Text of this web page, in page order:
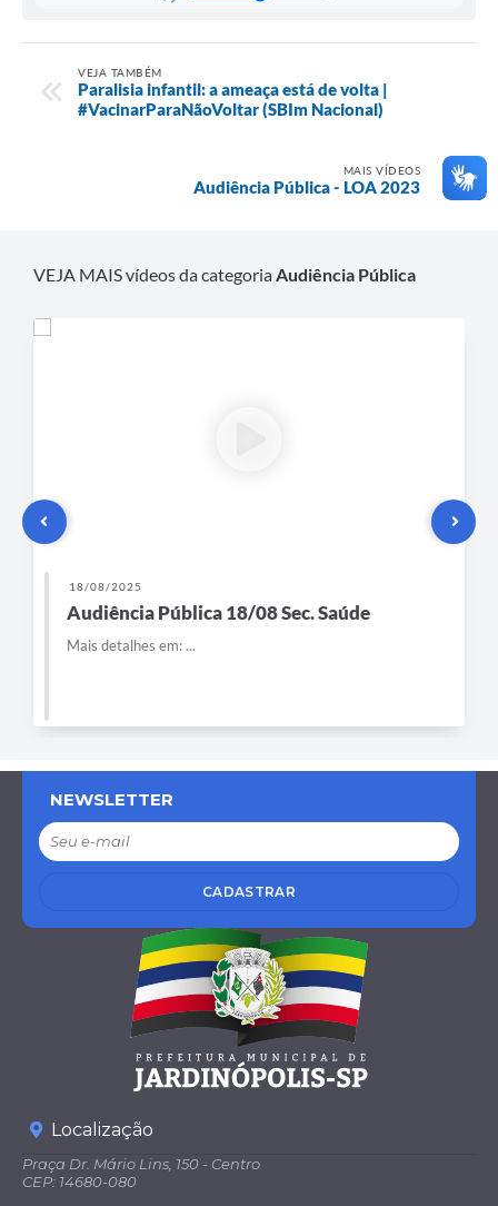
VEJA TAMBÉM
Paralisia infantil: a ameaça está de volta |
#VacinarParaNãoVoltar (SBIm Nacional)
MAIS VÍDEOS
Audiência Pública - LOA 2023
VEJA MAIS vídeos da categoriaAudiência Pública
18/08/2025
Audiência Pública 18/08 Sec. Saúde
Mais detalhes em: ...
NEWSLETTER
CADASTRAR
Localização
Praça Dr. Mário Lins, 150 - Centro
CEP: 14680-080